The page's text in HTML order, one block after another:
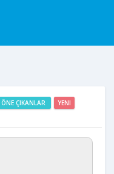
ÖNE ÇIKANLAR
YENI